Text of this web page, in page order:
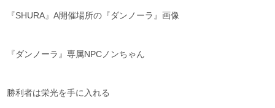
『SHURA』A開催場所の『ダンノーラ』画像
『ダンノーラ』専属NPCノンちゃん
勝利者は栄光を手に入れる